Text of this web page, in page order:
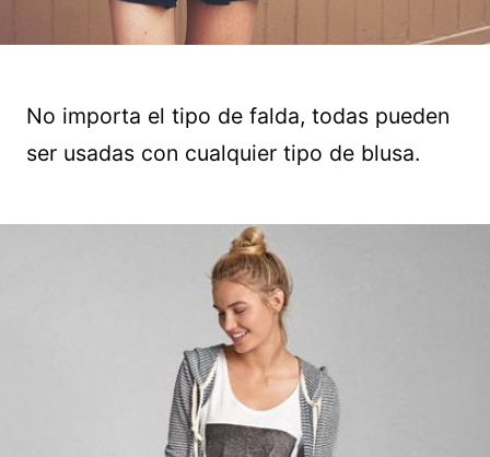
No importa el tipo de falda, todas pueden
ser usadas con cualquier tipo de blusa.